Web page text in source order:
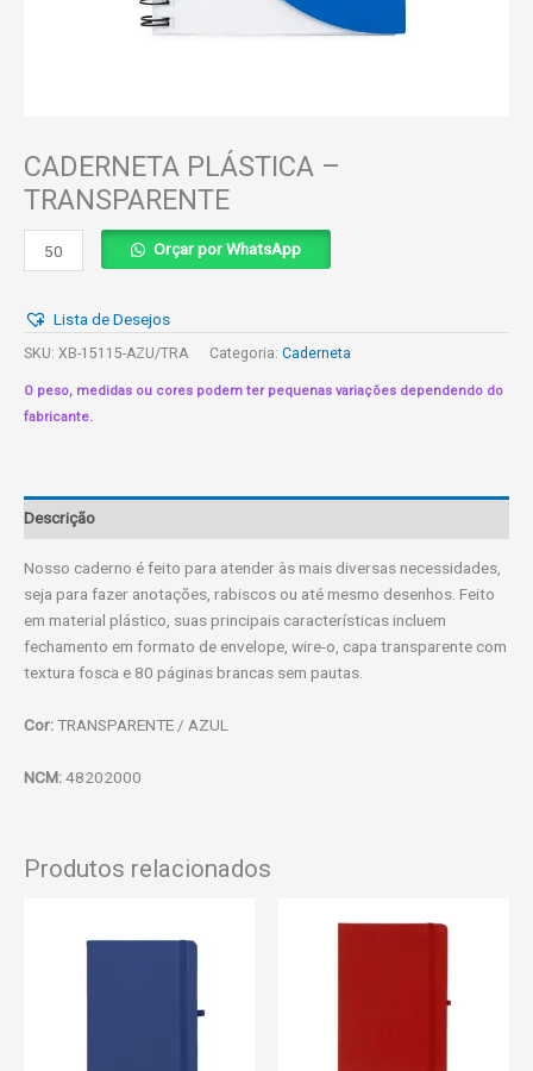
CADERNETA PLÁSTICA –
TRANSPARENTE
CADERNETA
PLÁSTICA
TRANSPARENTE
quantidade
Orçar por WhatsApp
Lista de Desejos
SKU: XB-15115-AZU/TRA Categoria: Caderneta
O peso, medidas ou cores podem ter pequenas variações dependendo do
fabricante.
Descrição
Nosso caderno é feito para atender às mais diversas necessidades,
seja para fazer anotações, rabiscos ou até mesmo desenhos. Feito
em material plástico, suas principais características incluem
fechamento em formato de envelope, wire-o, capa transparente com
textura fosca e 80 páginas brancas sem pautas.
Cor:TRANSPARENTE / AZUL
NCM:48202000
Produtos relacionados